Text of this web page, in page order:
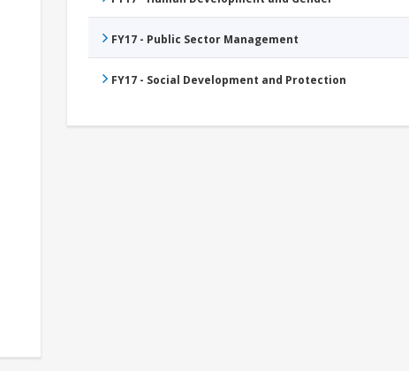
FY17 - Public Sector Management
FY17 - Social Development and Protection